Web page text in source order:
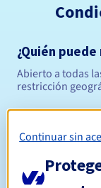
¿Quién
Abierto a todas
restricción
Continuar sin